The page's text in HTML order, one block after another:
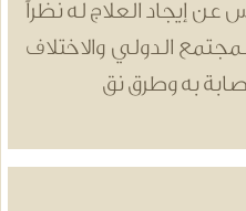
إيجاد العلاج له نظراً
الدولي والاختلاف
به وطرق نق